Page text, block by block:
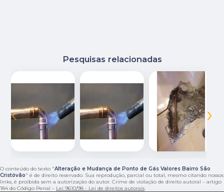
Pesquisas relacionadas
‹ ›
O conteúdo do texto "Alteração e Mudança de Ponto de Gás Valores Bairro São
Cristóvão" é de direito reservado. Sua reprodução, parcial ou total, mesmo citando nossos
links, é proibida sem a autorização do autor. Crime de violação de direito autoral – artigo
184 do Código Penal – Lei 9610/98 - Lei de direitos autorais.